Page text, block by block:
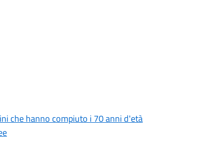
che hanno compiuto i 70 anni d'età